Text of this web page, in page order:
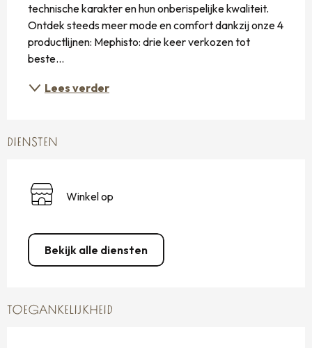
technische karakter en hun onberispelijke kwaliteit.
Ontdek steeds meer mode en comfort dankzij onze 4
productlijnen: Mephisto: drie keer verkozen tot
beste...
Lees verder
DIENSTEN
Winkel op
Bekijk alle diensten
TOEGANKELIJKHEID